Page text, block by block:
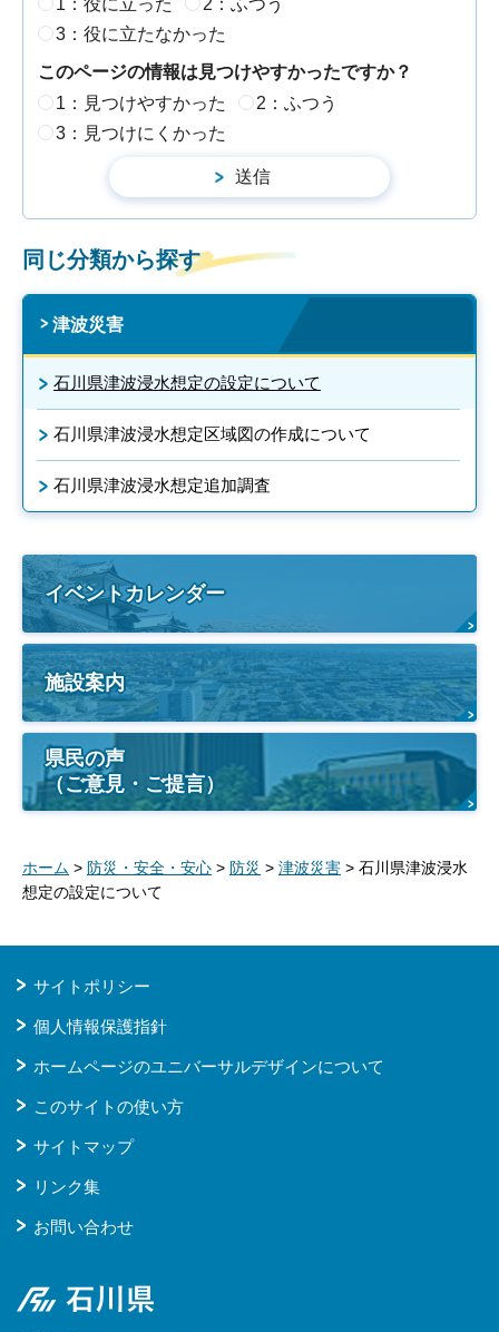
1：役に立った
2：ふつう
3：役に立たなかった
このページの情報は見つけやすかったですか？
1：見つけやすかった
2：ふつう
3：見つけにくかった
同じ分類から探す
津波災害
石川県津波浸水想定の設定について
石川県津波浸水想定区域図の作成について
石川県津波浸水想定追加調査
イベントカレンダー
施設案内
県民の声
（ご意見・ご提言）
ホーム > 防災・安全・安心 > 防災 > 津波災害 > 石川県津波浸水
想定の設定について
サイトポリシー
個人情報保護指針
ホームページのユニバーサルデザインについて
このサイトの使い方
サイトマップ
リンク集
お問い合わせ
石川県